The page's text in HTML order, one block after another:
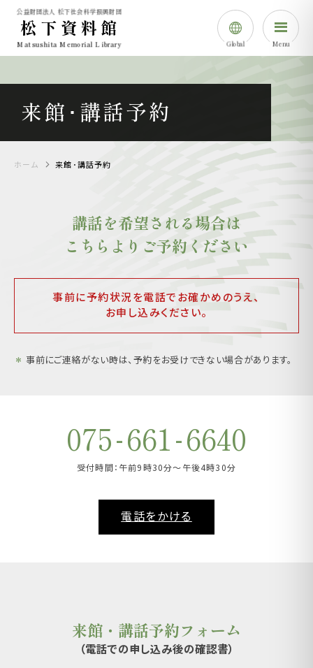
公益財団法人 松下社会科学振興財団
松下資料館
Matsushita Memorial Library Global
日本語
简体中⽂ 한국어
Menu
来館･講話予約
ホーム 来館･講話予約
講話を希望される場合は
こちらよりご予約ください
事前に予約状況を電話でお確かめのうえ、
お申し込みください。
＊ 事前にご連絡がない時は、予約をお受けできない場合があります。
075-661-6640
受付時間：午前9時30分～午後4時30分
電話をかける
来館・講話予約フォーム
（電話での申し込み後の確認書）